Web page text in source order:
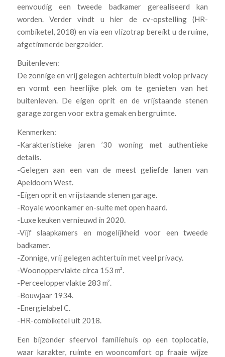
eenvoudig een tweede badkamer gerealiseerd kan
worden. Verder vindt u hier de cv-opstelling (HR-
combiketel, 2018) en via een vlizotrap bereikt u de ruime,
afgetimmerde bergzolder.
Buitenleven:
De zonnige en vrij gelegen achtertuin biedt volop privacy
en vormt een heerlijke plek om te genieten van het
buitenleven. De eigen oprit en de vrijstaande stenen
garage zorgen voor extra gemak en bergruimte.
Kenmerken:
-Karakteristieke jaren ’30 woning met authentieke
details.
-Gelegen aan een van de meest geliefde lanen van
Apeldoorn West.
-Eigen oprit en vrijstaande stenen garage.
-Royale woonkamer en-suite met open haard.
-Luxe keuken vernieuwd in 2020.
-Vijf slaapkamers en mogelijkheid voor een tweede
badkamer.
-Zonnige, vrij gelegen achtertuin met veel privacy.
-Woonoppervlakte circa 153 m².
-Perceeloppervlakte 283 m².
-Bouwjaar 1934.
-Energielabel C.
-HR-combiketel uit 2018.
Een bijzonder sfeervol familiehuis op een toplocatie,
waar karakter, ruimte en wooncomfort op fraaie wijze